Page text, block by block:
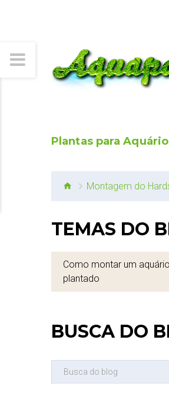
Plantas para
Montagem do
TEMAS DO
Como montar um aquário
plantado
BUSCA DO